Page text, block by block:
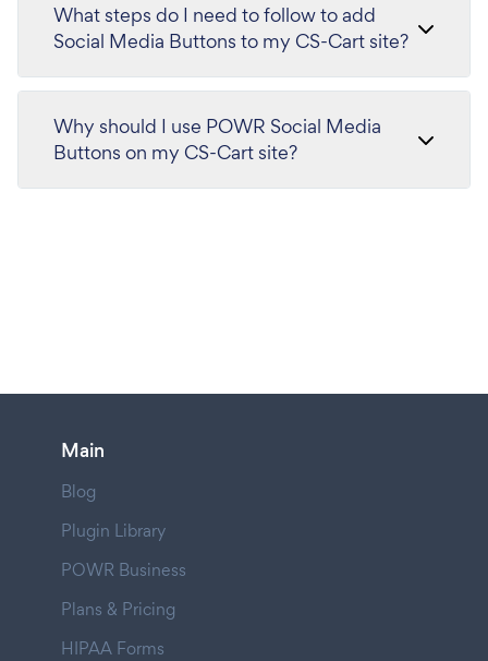
What steps do I need to follow to add
Social Media Buttons to my CS-Cart site?
Why should I use POWR Social Media
Buttons on my CS-Cart site?
Main
Blog
Plugin Library
POWR Business
Plans & Pricing
HIPAA Forms